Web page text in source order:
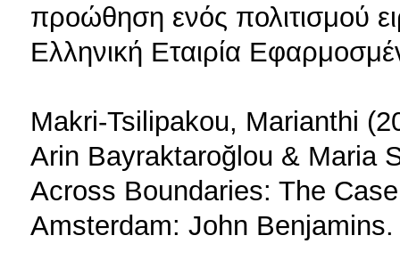
προώθηση ενός πολιτισμού
Eλληνική Eταιρία
Makri-Tsilipakou, Marianthi
Arin Bayraktaroğlou & Maria
Across Boundaries: The
Amsterdam: John Benjamins.